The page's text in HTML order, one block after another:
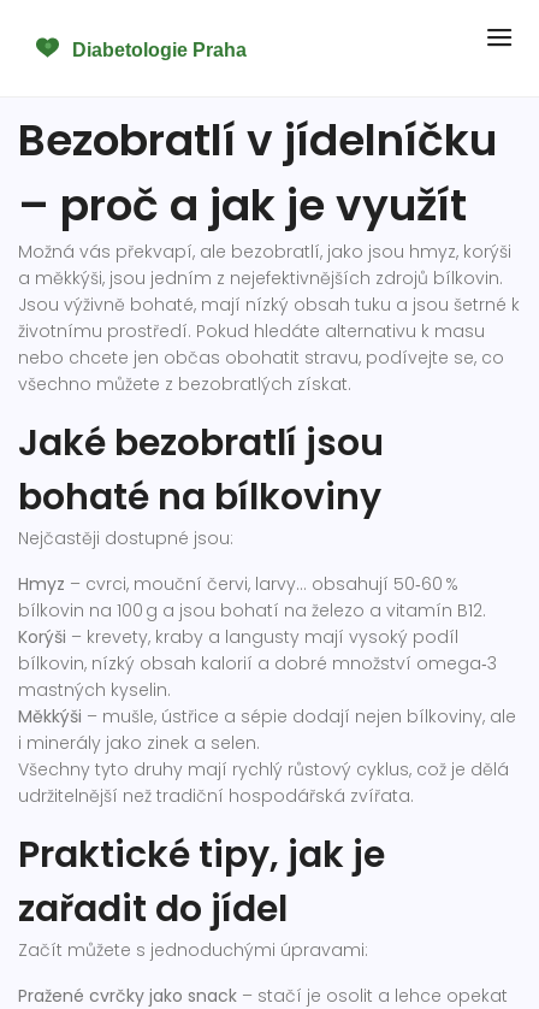
Bezobratlí v jídelníčku
– proč a jak je využít
Možná vás překvapí, ale bezobratlí, jako jsou hmyz, korýši
a měkkýši, jsou jedním z nejefektivnějších zdrojů bílkovin.
Jsou výživně bohaté, mají nízký obsah tuku a jsou šetrné k
životnímu prostředí. Pokud hledáte alternativu k masu
nebo chcete jen občas obohatit stravu, podívejte se, co
všechno můžete z bezobratlých získat.
Jaké bezobratlí jsou
bohaté na bílkoviny
Nejčastěji dostupné jsou:
Hmyz – cvrci, mouční červi, larvy… obsahují 50‑60 %
bílkovin na 100 g a jsou bohatí na železo a vitamín B12.
Korýši – krevety, kraby a langusty mají vysoký podíl
bílkovin, nízký obsah kalorií a dobré množství omega‑3
mastných kyselin.
Měkkýši – mušle, ústřice a sépie dodají nejen bílkoviny, ale
i minerály jako zinek a selen.
Všechny tyto druhy mají rychlý růstový cyklus, což je dělá
udržitelnější než tradiční hospodářská zvířata.
Praktické tipy, jak je
zařadit do jídel
Začít můžete s jednoduchými úpravami:
Pražené cvrčky jako snack – stačí je osolit a lehce opekat